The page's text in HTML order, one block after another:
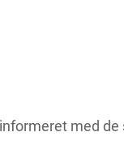
med